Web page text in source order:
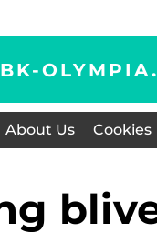
BK-OLYMPIA.
About Us Cookies